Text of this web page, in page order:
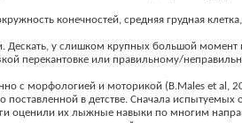
конечностей, средняя грудная
у слишком крупных большой момент
перекантовке или правильному/
с морфологией и моторикой (B.Males et
поставленной в детстве. Сначала
оценили их лыжные навыки по многим